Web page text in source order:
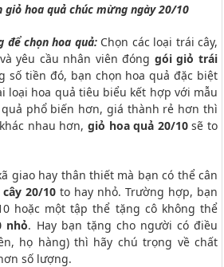
giỏ hoa quả chúc mừng ngày 20/10
chọn hoa quả:Chọn các loại trái cây,
yêu cầu nhân viên đóng gói giỏ trái
số tiền đó, bạn chọn hoa quả đặc biệt
loại hoa quả tiêu biểu kết hợp với mẫu
phổ biến hơn, giá thành rẻ hơn thì
nhau hơn, giỏ hoa quả 20/10sẽ to
giao hay thân thiết mà bạn có thể cân
20/10 to hay nhỏ. Trường hợp, bạn
hoặc một tập thể tặng cô không thể
nhỏ. Hay bạn tặng cho người có điều
họ hàng) thì hãy chú trọng về chất
số lượng.